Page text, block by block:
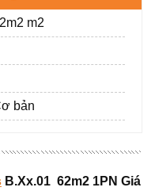
m2
bản
B.Xx.01 62m2 1PN Giá